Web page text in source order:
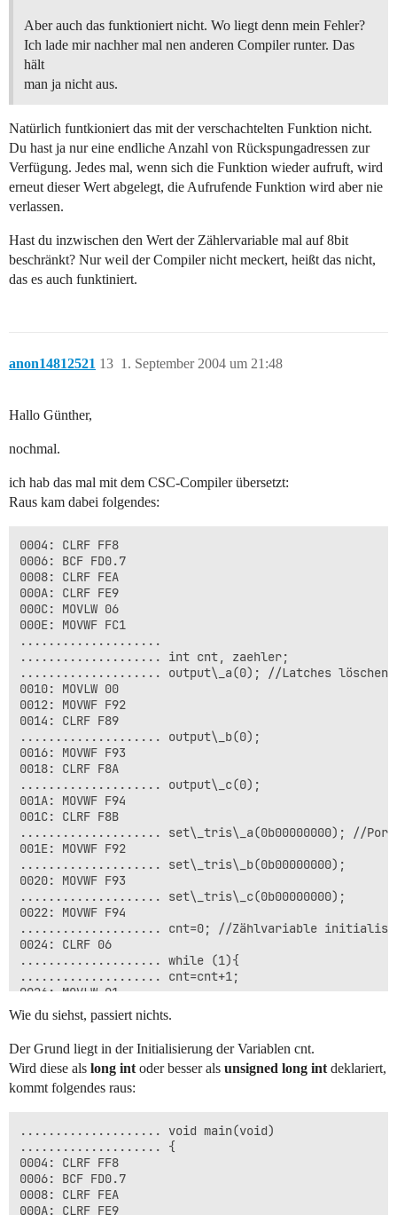
Aber auch das funktioniert nicht. Wo liegt denn mein Fehler?
Ich lade mir nachher mal nen anderen Compiler runter. Das
hält
man ja nicht aus.
Natürlich funtkioniert das mit der verschachtelten Funktion nicht.
Du hast ja nur eine endliche Anzahl von Rückspungadressen zur
Verfügung. Jedes mal, wenn sich die Funktion wieder aufruft, wird
erneut dieser Wert abgelegt, die Aufrufende Funktion wird aber nie
verlassen.
Hast du inzwischen den Wert der Zählervariable mal auf 8bit
beschränkt? Nur weil der Compiler nicht meckert, heißt das nicht,
das es auch funktiniert.
anon14812521 1. September 2004 um 21:48
13
Hallo Günther,
nochmal.
ich hab das mal mit dem CSC-Compiler übersetzt:
Raus kam dabei folgendes:
0004: CLRF FF8
0006: BCF FD0.7
0008: CLRF FEA
000A: CLRF FE9
000C: MOVLW 06
000E: MOVWF FC1
....................
.................... int cnt, zaehler;
.................... output\_a(0); //Latches löschen
0010: MOVLW 00
0012: MOVWF F92
0014: CLRF F89
.................... output\_b(0);
0016: MOVWF F93
0018: CLRF F8A
.................... output\_c(0);
001A: MOVWF F94
001C: CLRF F8B
.................... set\_tris\_a(0b00000000); //Ports
001E: MOVWF F92
.................... set\_tris\_b(0b00000000);
0020: MOVWF F93
.................... set\_tris\_c(0b00000000);
0022: MOVWF F94
.................... cnt=0; //Zählvariable
0024: CLRF 06
.................... while (1){
.................... cnt=cnt+1;
0026: MOVLW 01
0028: ADDWF 06,F
.................... output\_high(PIN\_B4); //eine LED
002A: BCF F93.4
002C: BSF F8A.4
.................... if(cnt\>0x3E8){
.................... output\_high(PIN\_B5); //andere
.................... output\_low(PIN\_B5); //andere
002E: BCF F93.5
0030: BCF F8A.5
.................... }
.................... if(cnt\>0x7D0){
Wie du siehst, passiert nichts.
Der Grund liegt in der Initialisierung der Variablen cnt.
Wird diese als long int oder besser als unsigned long int deklariert,
kommt folgendes raus:
.................... void main(void)
.................... {
0004: CLRF FF8
0006: BCF FD0.7
0008: CLRF FEA
000A: CLRF FE9